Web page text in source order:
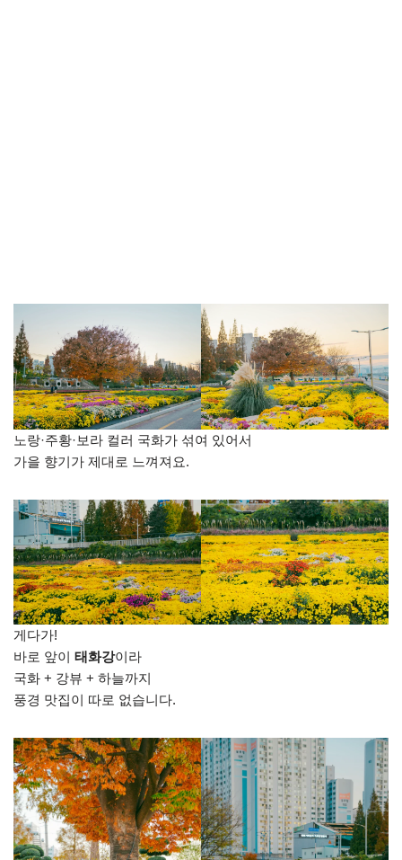
노랑·주황·보라 컬러 국화가 섞여 있어서
가을 향기가 제대로 느껴져요.
게다가!
바로 앞이 태화강이라
국화 + 강뷰 + 하늘까지
풍경 맛집이 따로 없습니다.